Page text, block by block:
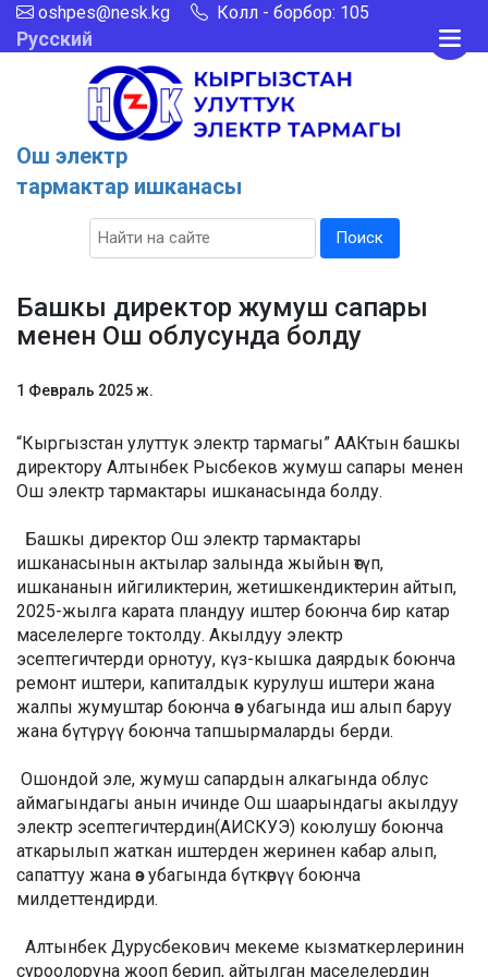
oshpes@nesk.kg Колл - борбор: 105
Русский
Ош электр
тармактар ишканасы
Поиск
Башкы директор жумуш сапары
менен Ош облусунда болду
1 Февраль 2025 ж.
“Кыргызстан улуттук электр тармагы” ААКтын башкы
директору Алтынбек Рысбеков жумуш сапары менен
Ош электр тармактары ишканасында болду.
Башкы директор Ош электр тармактары
ишканасынын актылар залында жыйын өтүп,
ишкананын ийгиликтерин, жетишкендиктерин айтып,
2025-жылга карата пландуу иштер боюнча бир катар
маселелерге токтолду. Акылдуу электр
эсептегичтерди орнотуу, күз-кышка даярдык боюнча
ремонт иштери, капиталдык курулуш иштери жана
жалпы жумуштар боюнча өз убагында иш алып баруу
жана бүтүрүү боюнча тапшырмаларды берди.
Ошондой эле, жумуш сапардын алкагында облус
аймагындагы анын ичинде Ош шаарындагы акылдуу
электр эсептегичтердин(АИСКУЭ) коюлушу боюнча
аткарылып жаткан иштерден жеринен кабар алып,
сапаттуу жана өз убагында бүткөрүү боюнча
милдеттендирди.
Алтынбек Дурусбекович мекеме кызматкерлеринин
суроолоруна жооп берип, айтылган маселелердин